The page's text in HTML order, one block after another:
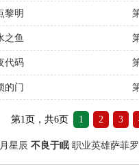
黎明
之鱼
代码
的门
第1页，共6页 1 2 3
星辰 不良于眠 职业英雄萨菲